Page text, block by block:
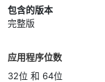
包含的版本
完整版
应用程序位数
32位 和 64位